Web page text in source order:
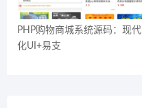
PHP购物商城系统源码：现代
化UI+易支